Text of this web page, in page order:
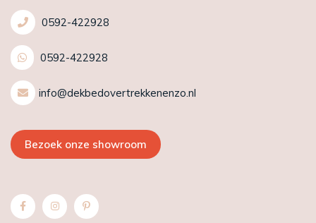
0592-422928
0592-422928
info@dekbedovertrekkenenzo.nl
Bezoek onze showroom